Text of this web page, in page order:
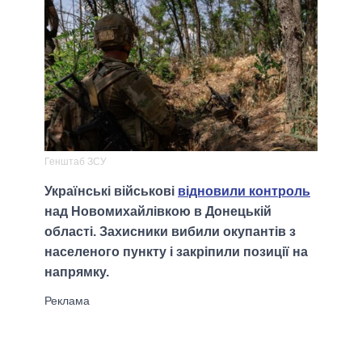
Генштаб ЗСУ
Українські військові відновили контроль
над Новомихайлівкою в Донецькій
області. Захисники вибили окупантів з
населеного пункту і закріпили позиції на
напрямку.